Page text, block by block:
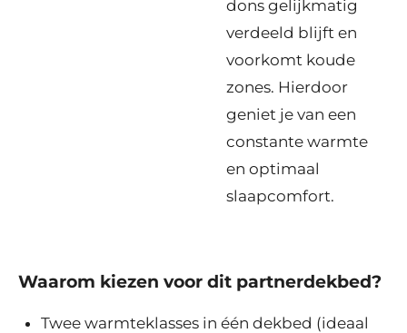
dons gelijkmatig
verdeeld blijft en
voorkomt koude
zones. Hierdoor
geniet je van een
constante warmte
en optimaal
slaapcomfort.
Waarom kiezen voor dit partnerdekbed?
Twee warmteklasses in één dekbed (ideaal